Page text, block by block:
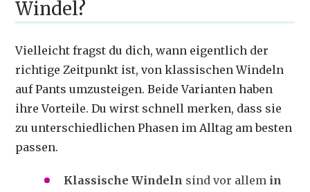
Windel?
Vielleicht fragst du dich, wann eigentlich der
richtige Zeitpunkt ist, von klassischen Windeln
auf Pants umzusteigen. Beide Varianten haben
ihre Vorteile. Du wirst schnell merken, dass sie
zu unterschiedlichen Phasen im Alltag am besten
passen.
Klassische Windeln sind vor allem in